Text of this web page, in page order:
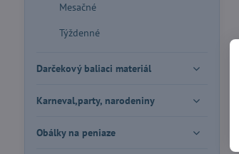
Mesačné
Týždenné
Darčekový baliaci materiál
Karneval,party, narodeniny
Obálky na peniaze